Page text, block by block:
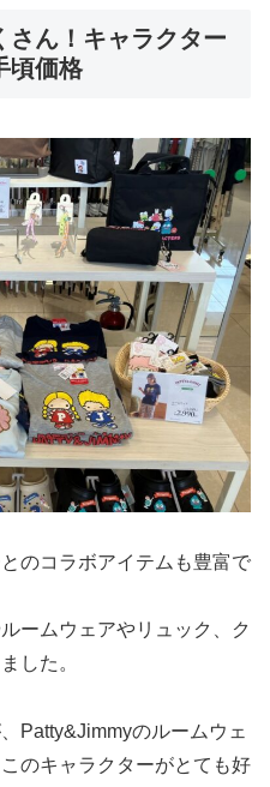
さん！キャラクター
頃価格
のコラボアイテムも豊富で
ームウェアやリュック、ク
した。
Patty&Jimmyのルームウェ
のキャラクターがとても好